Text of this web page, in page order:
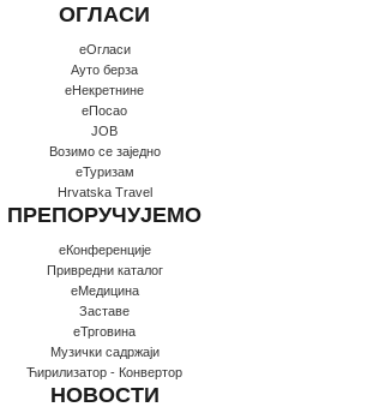
ОГЛАСИ
еОгласи
Ауто берза
еНекретнине
еПосао
JOB
Возимо се заједно
еТуризам
Hrvatska Travel
ПРЕПОРУЧУЈЕМО
еКонференције
Привредни каталог
еМедицина
Заставе
еТрговина
Музички садржаји
Ћирилизатор - Конвертор
НОВОСТИ